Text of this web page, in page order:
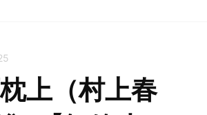
上（村上春